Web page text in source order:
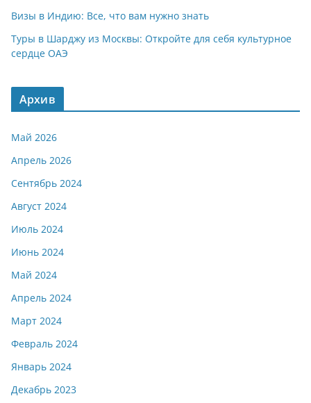
Визы в Индию: Все, что вам нужно знать
Туры в Шарджу из Москвы: Откройте для себя культурное
сердце ОАЭ
Архив
Май 2026
Апрель 2026
Сентябрь 2024
Август 2024
Июль 2024
Июнь 2024
Май 2024
Апрель 2024
Март 2024
Февраль 2024
Январь 2024
Декабрь 2023